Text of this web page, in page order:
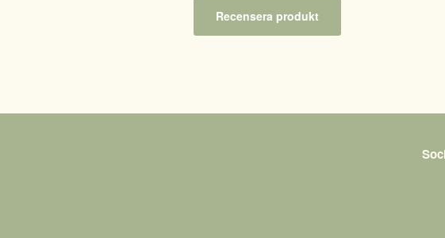
Recensera produkt